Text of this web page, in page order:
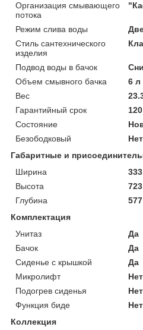
Организация смывающего
потока
Режим слива воды
Стиль сантехнического
изделия
Подвод воды в бачок
Объем смывного бачка
6 л
Вес
Гарантийный срок
Состояние
Безободковый
Нет
Габаритные и
Ширина
Высота
Глубина
Комплектация
Унитаз
Да
Бачок
Да
Сиденье с крышкой
Да
Микролифт
Нет
Подогрев сиденья
Нет
Функция биде
Нет
Коллекция